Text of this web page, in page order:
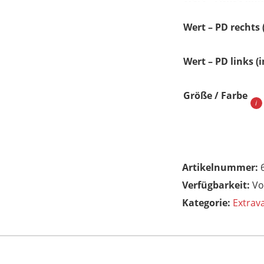
Wert – PD
Wert – PD links
Größe / Farbe
Artikelnummer:
Kategorie: